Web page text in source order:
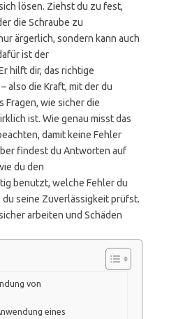
lösen. Ziehst du zu fest,
die Schraube zu
ärgerlich, sondern kann auch
ist der
hilft dir, das richtige
also die Kraft, mit der du
Fragen, wie sicher die
ist. Wie genau misst das
damit keine Fehler
findest du Antworten auf
du den
benutzt, welche Fehler du
seine Zuverlässigkeit prüfst.
arbeiten und Schäden
von
eines